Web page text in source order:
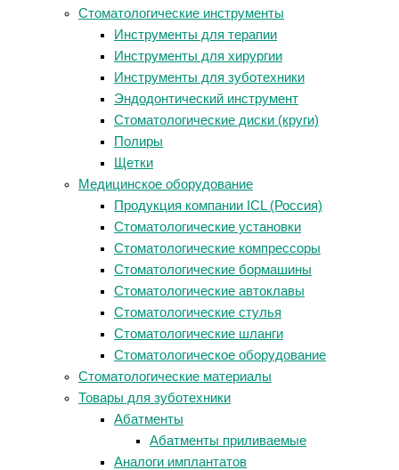
Стоматологические инструменты
Инструменты для терапии
Инструменты для хирургии
Инструменты для зуботехники
Эндодонтический инструмент
Стоматологические диски (круги)
Полиры
Щетки
Медицинское оборудование
Продукция компании ICL (Россия)
Стоматологические установки
Стоматологические компрессоры
Стоматологические бормашины
Стоматологические автоклавы
Стоматологические стулья
Стоматологические шланги
Стоматологическое оборудование
Стоматологические материалы
Товары для зуботехники
Абатменты
Абатменты приливаемые
Аналоги имплантатов